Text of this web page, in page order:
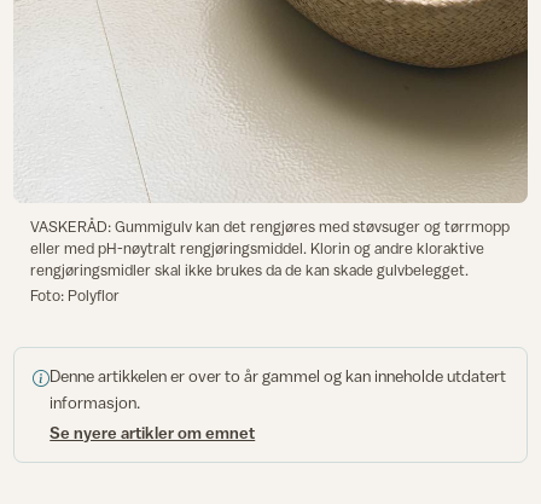
VASKERÅD: Gummigulv kan det rengjøres med støvsuger og tørrmopp
eller med pH-nøytralt rengjøringsmiddel. Klorin og andre kloraktive
rengjøringsmidler skal ikke brukes da de kan skade gulvbelegget.
Foto: Polyflor
Denne artikkelen er over to år gammel og kan inneholde utdatert
informasjon.
Se nyere artikler om emnet